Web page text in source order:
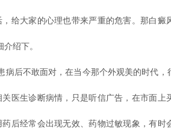
给大家的心理也带来严重的危害。那白癜
介绍下。
病后不敢面对，在当今那个外观美的时代，
医生诊断病情，只是听信广告，在市面上
后经常会出现无效、药物过敏现象，有时